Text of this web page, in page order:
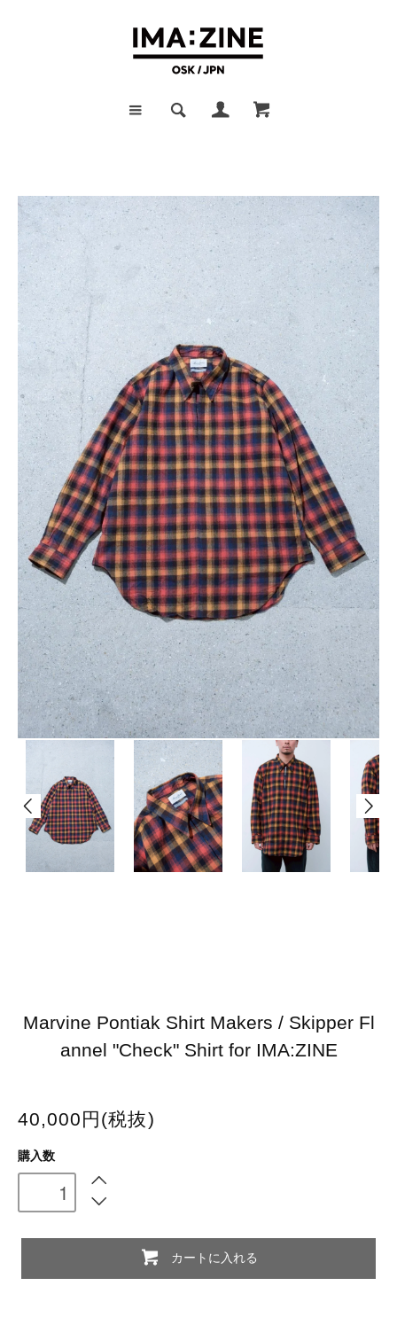
Marvine Pontiak Shirt Makers / Skipper Fl
annel "Check" Shirt for IMA:ZINE
40,000円(税抜)
購入数
カートに入れる